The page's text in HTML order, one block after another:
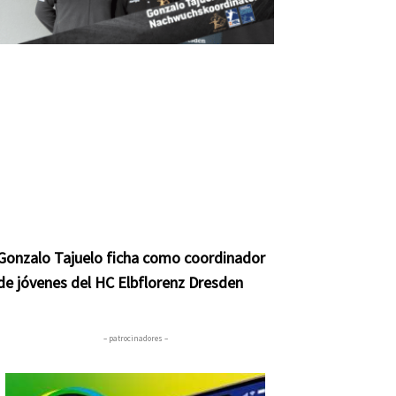
Tajuelo ficha como coordinador
jóvenes del HC Elbflorenz Dresden
– patrocinadores –